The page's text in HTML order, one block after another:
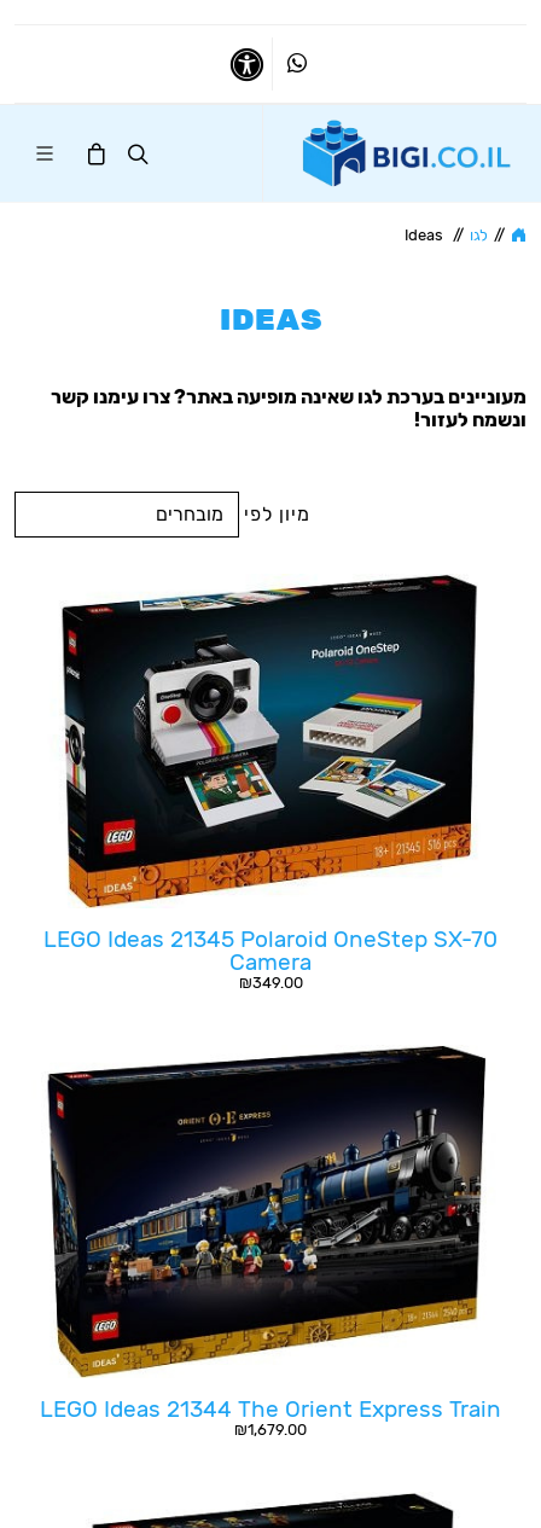
Whatsapp
// לגו //
Ideas
IDEAS
מעוניינים בערכת לגו שאינה מופיעה באתר? צרו עימנו קשר
ונשמח לעזור!
מיון לפי
LEGO Ideas 21345 Polaroid OneStep SX-70
Camera
₪349.00
LEGO Ideas 21344 The Orient Express Train
₪1,679.00